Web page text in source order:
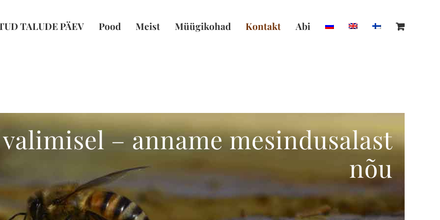
TALUDE PÄEV Pood Meist Müügikohad Kontakt Abi
– anname mesindusalast
nõu